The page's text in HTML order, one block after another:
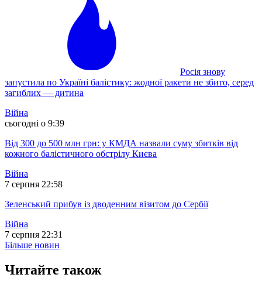
Росія знову
запустила по Україні балістику: жодної ракети не збито, серед
загиблих — дитина
Війна
сьогодні о 9:39
Від 300 до 500 млн грн: у КМДА назвали суму збитків від
кожного балістичного обстрілу Києва
Війна
7 серпня 22:58
Зеленський прибув із дводенним візитом до Сербії
Війна
7 серпня 22:31
Більше новин
Читайте також